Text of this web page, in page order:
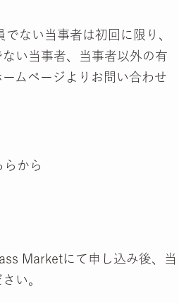
ない当事者は初回に限り、
い当事者、当事者以外の有
ムページよりお問い合わせ
から
Marketにて申し込み後、当
い。